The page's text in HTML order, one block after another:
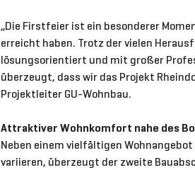
„Die Firstfeier ist ein besonderer
erreicht haben. Trotz der vielen
lösungsorientiert und mit großer
überzeugt, dass wir das Projekt
Projektleiter GU-Wohnbau.
Attraktiver Wohnkomfort nahe des
Neben einem vielfältigen
variieren, überzeugt der zweite